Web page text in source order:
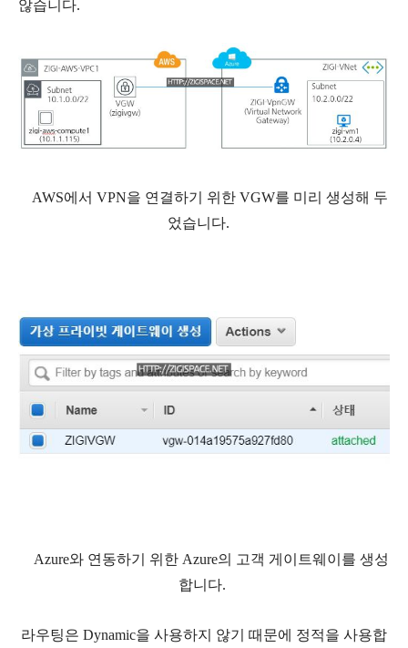
않습니다.
AWS에서 VPN을 연결하기 위한 VGW를 미리 생성해 두
었습니다.
Azure와 연동하기 위한 Azure의 고객 게이트웨이를 생성
합니다.
라우팅은 Dynamic을 사용하지 않기 때문에 정적을 사용합